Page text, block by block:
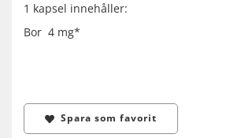
1 kapsel innehåller:
Bor 4 mg*
Spara som favorit